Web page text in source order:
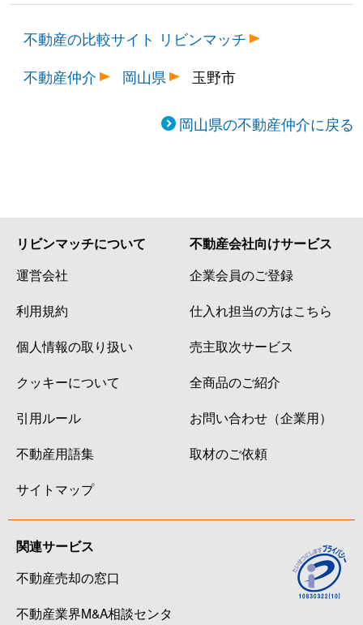
不動産の比較サイト リビンマッチ
不動産仲介
岡山県 玉野市
岡山県の不動産仲介に戻る
リビンマッチについて
運営会社
利用規約
個人情報の取り扱い
クッキーについて
引用ルール
不動産用語集
サイトマップ
不動産会社向けサービス
企業会員のご登録
仕入れ担当の方はこちら
売主取次サービス
全商品のご紹介
お問い合わせ（企業用）
取材のご依頼
関連サービス
不動産売却の窓口
不動産業界M&A相談センタ